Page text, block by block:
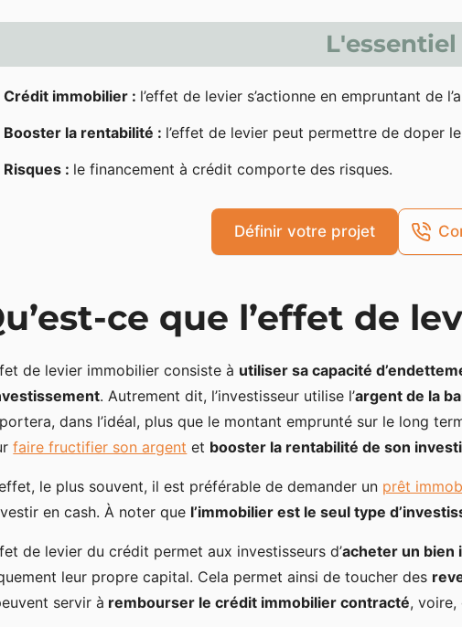
L'essentiel
Crédit immobilier : l’effet de levier s’actionne en empruntant de
Booster la rentabilité : l’effet de levier peut permettre de doper
Risques : le financement à crédit comporte des risques.
Définir votre projet
ce que l’effet de
de levier immobilier consiste à utiliser sa capacité
. Autrement dit, l’investisseur utilise l’argent de la
dans l’idéal, plus que le montant emprunté sur le long
faire fructifier son argent et booster la rentabilité de son
le plus souvent, il est préférable de demander un prêt
en cash. À noter que l’immobilier est le seul type
de levier du crédit permet aux investisseurs d’acheter un bien
leur propre capital. Cela permet ainsi de toucher des
servir à rembourser le crédit immobilier contracté, voire,